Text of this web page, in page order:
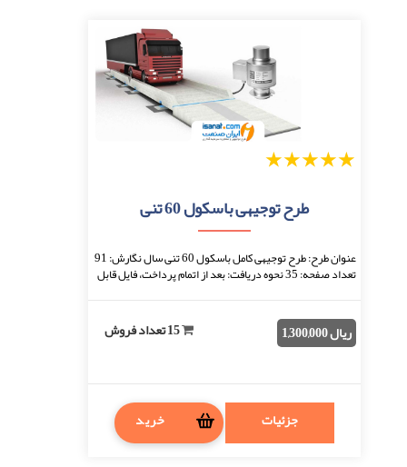
5
4
3
2
طرح توجیهی باسکول 60 تنی
عنوان طرح: طرح توجیهی کامل باسکول 60 تنی سال نگارش: 91
تعداد صفحه: 35 نحوه دریافت: بعد از اتمام پرداخت، فایل قابل
ریال 1,300,000
جزئیات خرید